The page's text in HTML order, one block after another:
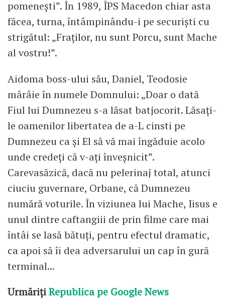
pomenești”. În 1989, ÎPS Macedon chiar asta
făcea, turna, întâmpinându-i pe securiști cu
strigătul: „Fraților, nu sunt Porcu, sunt Mache
al vostru!”.
Aidoma boss-ului său, Daniel, Teodosie
mârâie în numele Domnului: „Doar o dată
Fiul lui Dumnezeu s-a lăsat batjocorit. Lăsați-
le oamenilor libertatea de a-L cinsti pe
Dumnezeu ca și El să vă mai îngăduie acolo
unde credeți că v-ați înveșnicit”.
Carevasăzică, dacă nu pelerinaj total, atunci
ciuciu guvernare, Orbane, că Dumnezeu
numără voturile. În viziunea lui Mache, Iisus e
unul dintre caftangiii de prin filme care mai
întâi se lasă bătuți, pentru efectul dramatic,
ca apoi să îi dea adversarului un cap în gură
terminal...
UrmărițiRepublica pe Google News